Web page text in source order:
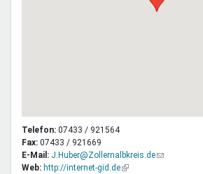
Telefon: 07433 / 921564
Fax: 07433 / 921669
E-Mail: J.Huber@Zollernalbkreis.de(Link
Web: http://internet-gid.de(Link